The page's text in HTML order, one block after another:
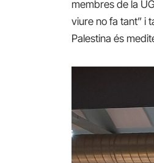
membres de la
viure no fa tant” i
Palestina és